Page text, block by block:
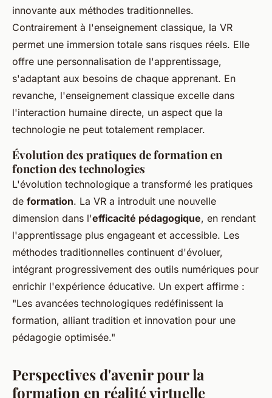
innovante aux méthodes traditionnelles.
Contrairement à l'enseignement classique, la VR
permet une immersion totale sans risques réels. Elle
offre une personnalisation de l'apprentissage,
s'adaptant aux besoins de chaque apprenant. En
revanche, l'enseignement classique excelle dans
l'interaction humaine directe, un aspect que la
technologie ne peut totalement remplacer.
Évolution des pratiques de formation en
fonction des technologies
L'évolution technologique a transformé les pratiques
de formation. La VR a introduit une nouvelle
dimension dans l'efficacité pédagogique, en rendant
l'apprentissage plus engageant et accessible. Les
méthodes traditionnelles continuent d'évoluer,
intégrant progressivement des outils numériques pour
enrichir l'expérience éducative. Un expert affirme :
"Les avancées technologiques redéfinissent la
formation, alliant tradition et innovation pour une
pédagogie optimisée."
Perspectives d'avenir pour la
formation en réalité virtuelle